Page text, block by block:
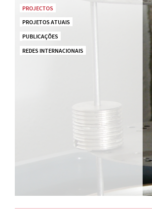
PROJECTOS
PROJETOS ATUAIS
PUBLICAÇÕES
REDES INTERNACIONAIS